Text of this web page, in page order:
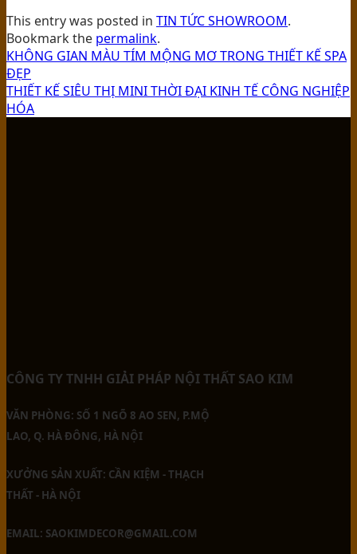
This entry was posted in TIN TỨC SHOWROOM.
Bookmark the permalink.
KHÔNG GIAN MÀU TÍM MỘNG MƠ TRONG THIẾT KẾ SPA
ĐẸP
THIẾT KẾ SIÊU THỊ MINI THỜI ĐẠI KINH TẾ CÔNG NGHIỆP
HÓA
CÔNG TY TNHH GIẢI PHÁP NỘI THẤT SAO KIM
VĂN PHÒNG: SỐ 1 NGÕ 8 AO SEN, P.MỘ
LAO, Q. HÀ ĐÔNG, HÀ NỘI
XƯỞNG SẢN XUẤT: CẦN KIỆM - THẠCH
THẤT - HÀ NỘI
EMAIL: SAOKIMDECOR@GMAIL.COM